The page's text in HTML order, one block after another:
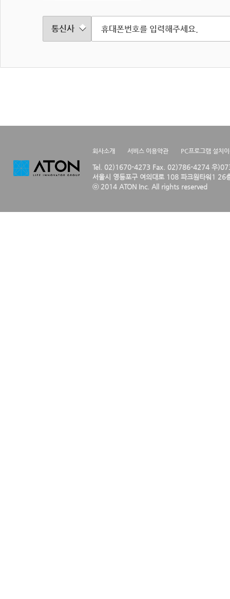
회사소개 서비스 이용약관 PC프로그램 설치
Tel. 02)1670-4273 Fax. 02)786-4274 우
서울시 영등포구 여의대로 108 파크원타워1 26
ⓒ 2014 ATON Inc. All rights reserved